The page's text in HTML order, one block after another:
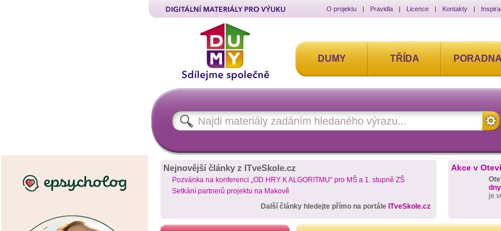
O projektu | Pravidla | Licence | Kontakty |
DUMY TŘÍDA PORADNA
Nejnovější články z ITveSkole.cz
Pozvánka na konferenci „OD HRY K ALGORITMU“ pro MŠ a 1. stupně ZŠ
Setkání partnerů projektu na Makově
Další články hledejte přímo na portále ITveSkole.cz
Akce v
je